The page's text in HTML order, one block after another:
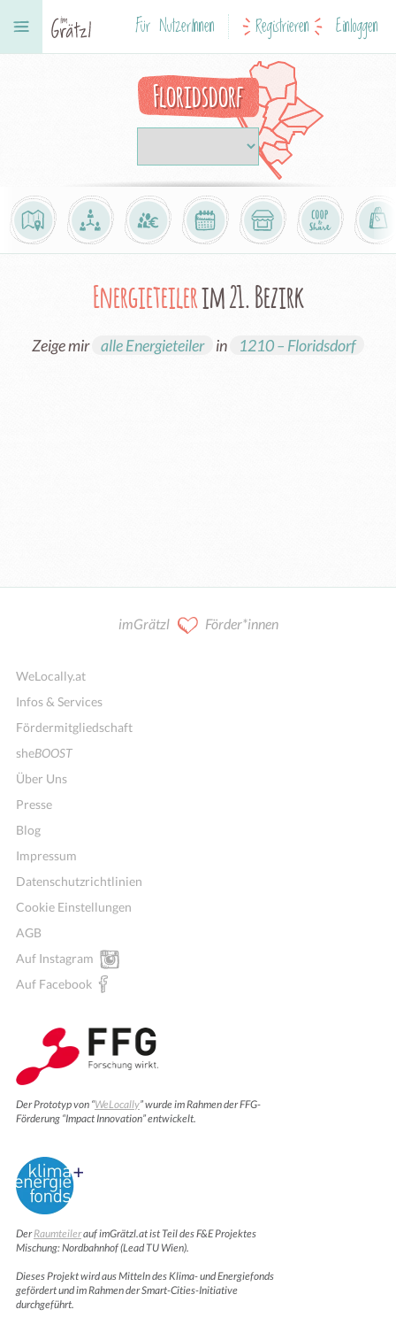
Für NutzerInnen Registrieren Einloggen
Floridsdorf
Energieteilerim 21. Bezirk
Zeige mir alle Energieteiler in 1210 – Floridsdorf
imGrätzl Förder*innen
WeLocally.at
Infos & Services
Fördermitgliedschaft
sheBOOST
Über Uns
Presse
Blog
Impressum
Datenschutzrichtlinien
Cookie Einstellungen
AGB
Auf Instagram
Auf Facebook
Der Prototyp von “WeLocally” wurde im Rahmen der FFG-
Förderung “Impact Innovation” entwickelt.
DerRaumteilerauf imGrätzl.at ist Teil des F&E Projektes
Mischung: Nordbahnhof (Lead TU Wien).
Dieses Projekt wird aus Mitteln des Klima- und Energiefonds
gefördert und im Rahmen der Smart-Cities-Initiative
durchgeführt.